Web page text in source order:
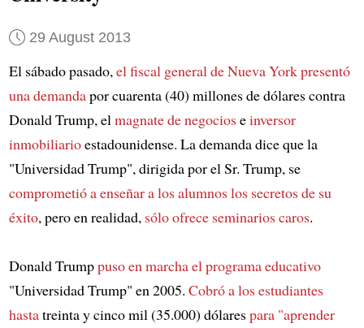
29 August 2013
El sábado pasado,el fiscal general de Nueva Yorkpresentó
una demandapor cuarenta (40) millones de dólares contra
Donald Trump, elmagnate de negocioseinversor
inmobiliarioestadounidense. La demanda dice que la
"Universidad Trump", dirigida por el Sr. Trump, se
comprometió a enseñar a los alumnoslos secretos de su
éxito, pero en realidad, sólo ofrece seminarios caros.
Donald Trumppuso en marcha el programa educativo
"Universidad Trump" en 2005. Cobró a los estudiantes
hastatreinta y cinco mil (35.000) dólarespara "aprender